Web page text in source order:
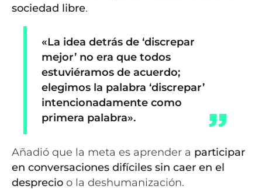
sociedad libre.
«La idea detrás de ‘discrepar
mejor’ no era que todos
estuviéramos de acuerdo;
elegimos la palabra ‘discrepar’
intencionadamente como
primera palabra».
Añadió que la meta es aprender a participar
en conversaciones difíciles sin caer en el
desprecio o la deshumanización.